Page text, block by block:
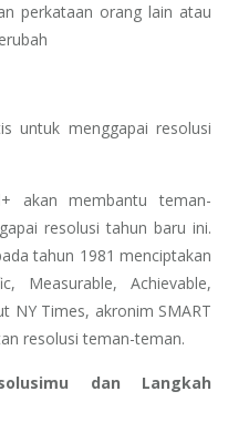
perkataan orang lain atau
untuk menggapai resolusi
akan membantu teman-
resolusi tahun baru ini.
tahun 1981 menciptakan
Measurable, Achievable,
NY Times, akronim SMART
resolusi teman-teman.
dan Langkah